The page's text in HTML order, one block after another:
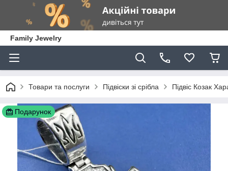
Family Jewelry
Товари та послуги Підвіски зі срібла Підвіс Козак
Подарунок